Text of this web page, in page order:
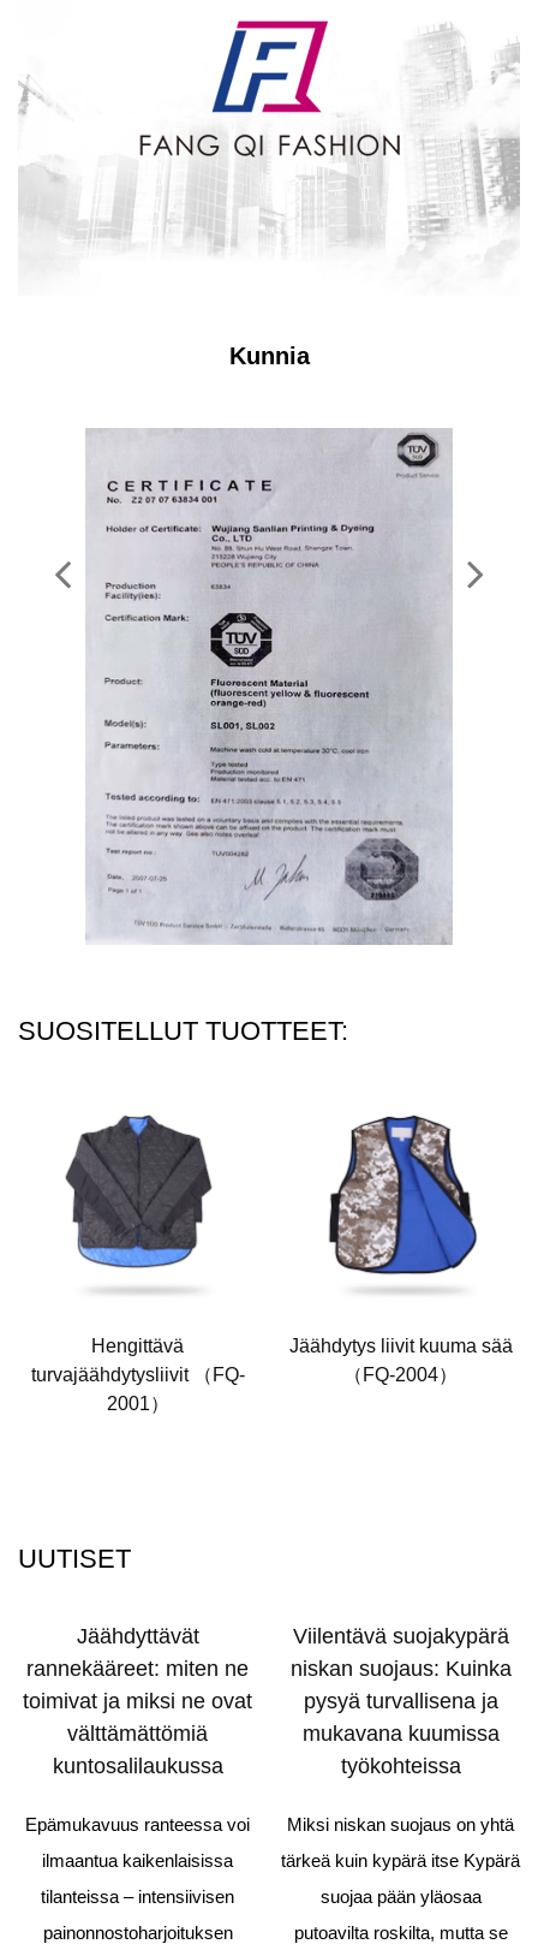
Kunnia
SUOSITELLUT TUOTTEET:
Hengittävä
turvajäähdytysliivit （FQ-
2001）
Jäähdytys liivit kuuma sää
（FQ-2004）
UUTISET
Jäähdyttävät
rannekääreet: miten ne
toimivat ja miksi ne ovat
välttämättömiä
kuntosalilaukussa
Epämukavuus ranteessa voi
ilmaantua kaikenlaisissa
tilanteissa – intensiivisen
painonnostoharjoituksen
Viilentävä suojakypärä
niskan suojaus: Kuinka
pysyä turvallisena ja
mukavana kuumissa
työkohteissa
Miksi niskan suojaus on yhtä
tärkeä kuin kypärä itse Kypärä
suojaa pään yläosaa
putoavilta roskilta, mutta se